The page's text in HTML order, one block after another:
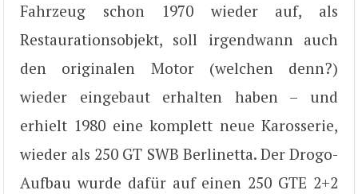
Fahrzeug schon 1970 wieder auf, als
Restaurationsobjekt, soll irgendwann auch
den originalen Motor (welchen denn?)
wieder eingebaut erhalten haben – und
erhielt 1980 eine komplett neue Karosserie,
wieder als 250 GT SWB Berlinetta. Der Drogo-
Aufbau wurde dafür auf einen 250 GTE 2+2